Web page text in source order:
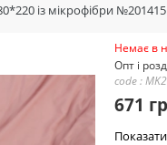
із мікрофібри
Немає в
Опт і
code :
671